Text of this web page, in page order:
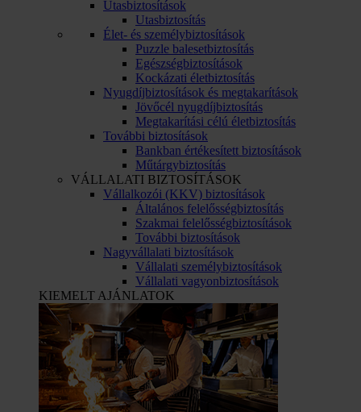
Utasbiztosítások
Utasbiztosítás
Élet- és személybiztosítások
Puzzle balesetbiztosítás
Egészségbiztosítások
Kockázati életbiztosítás
Nyugdíjbiztosítások és megtakarítások
Jövőcél nyugdíjbiztosítás
Megtakarítási célú életbiztosítás
További biztosítások
Bankban értékesített biztosítások
Műtárgybiztosítás
VÁLLALATI BIZTOSÍTÁSOK
Vállalkozói (KKV) biztosítások
Általános felelősségbiztosítás
Szakmai felelősségbiztosítások
További biztosítások
Nagyvállalati biztosítások
Vállalati személybiztosítások
Vállalati vagyonbiztosítások
KIEMELT AJÁNLATOK